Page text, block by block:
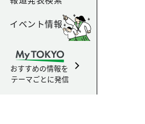
イベント情報
おすすめの情報を
テーマごとに発信